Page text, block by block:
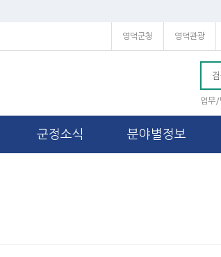
영덕군청 영덕관광
업무/
군정소식 분야별정보